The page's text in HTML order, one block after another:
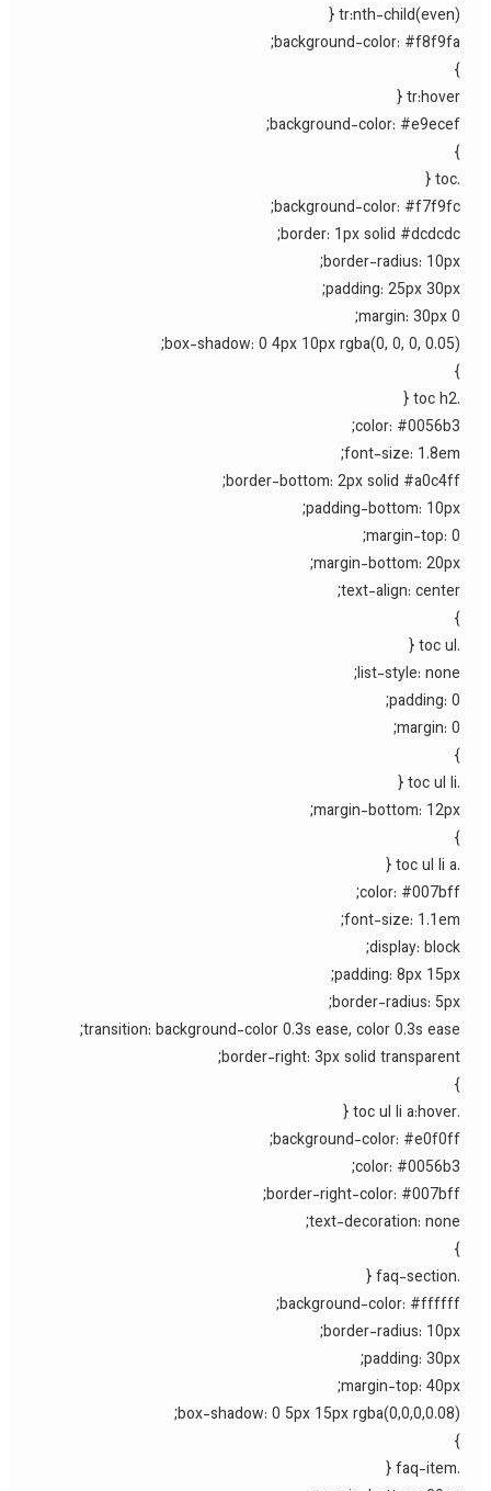
tr:nth-child(even)
background-color:
background-color:
background-color:
border: 1px solid
border-radius:
padding: 25px
margin: 30px
box-shadow: 0 4px 10px rgba(0, 0, 0,
color:
font-size:
border-bottom: 2px solid
padding-bottom:
margin-top:
margin-bottom:
text-align:
list-style:
padding:
margin:
margin-bottom:
color:
font-size:
display:
padding: 8px
border-radius:
transition: background-color 0.3s ease, color 0.3s
border-right: 3px solid
background-color:
color:
border-right-color:
text-decoration:
background-color:
border-radius:
padding:
margin-top:
box-shadow: 0 5px 15px